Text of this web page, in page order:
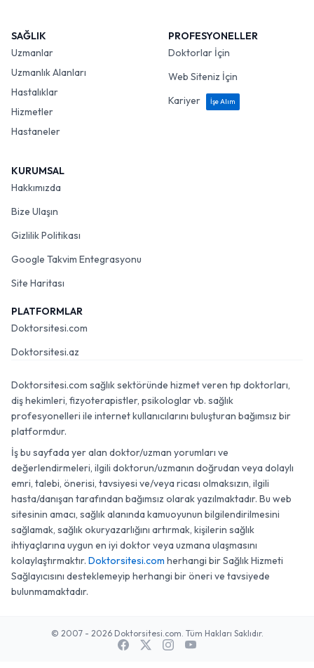
SAĞLIK
Uzmanlar
Uzmanlık Alanları
Hastalıklar
Hizmetler
Hastaneler
PROFESYONELLER
Doktorlar İçin
Web Siteniz İçin
Kariyer
İşe Alım
KURUMSAL
Hakkımızda
Bize Ulaşın
Gizlilik Politikası
Google Takvim Entegrasyonu
Site Haritası
PLATFORMLAR
Doktorsitesi.com
Doktorsitesi.az
Doktorsitesi.com sağlık sektöründe hizmet veren tıp doktorları,
diş hekimleri, fizyoterapistler, psikologlar vb. sağlık
profesyonelleri ile internet kullanıcılarını buluşturan bağımsız bir
platformdur.
İş bu sayfada yer alan doktor/uzman yorumları ve
değerlendirmeleri, ilgili doktorun/uzmanın doğrudan veya dolaylı
emri, talebi, önerisi, tavsiyesi ve/veya ricası olmaksızın, ilgili
hasta/danışan tarafından bağımsız olarak yazılmaktadır. Bu web
sitesinin amacı, sağlık alanında kamuoyunun bilgilendirilmesini
sağlamak, sağlık okuryazarlığını artırmak, kişilerin sağlık
ihtiyaçlarına uygun en iyi doktor veya uzmana ulaşmasını
kolaylaştırmaktır. Doktorsitesi.com herhangi bir Sağlık Hizmeti
Sağlayıcısını desteklemeyip herhangi bir öneri ve tavsiyede
bulunmamaktadır.
© 2007 - 2026 Doktorsitesi.com. Tüm Hakları Saklıdır.